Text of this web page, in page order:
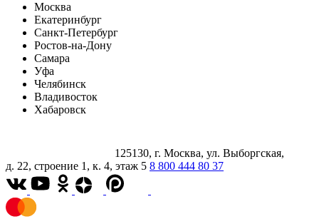
Москва
Екатеринбург
Санкт-Петербург
Ростов-на-Дону
Самара
Уфа
Челябинск
Владивосток
Хабаровск
125130, г. Москва, ул. Выборгская,
д. 22, строение 1, к. 4, этаж 5 8 800 444 80 37